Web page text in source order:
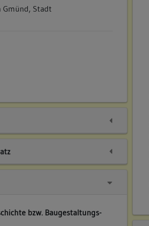
Gmünd, Stadt
bzw. Baugestaltungs-